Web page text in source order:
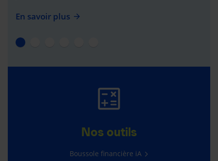
En savoir plus
Nos outils
Boussole financière iA